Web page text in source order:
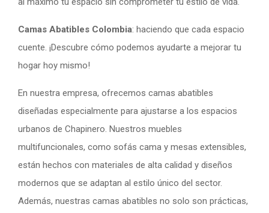
Camas Abatibles Colombia: haciendo que cada espacio
cuente. ¡Descubre cómo podemos ayudarte a mejorar tu
hogar hoy mismo!
En nuestra empresa, ofrecemos camas abatibles
diseñadas especialmente para ajustarse a los espacios
urbanos de Chapinero. Nuestros muebles
multifuncionales, como sofás cama y mesas extensibles,
están hechos con materiales de alta calidad y diseños
modernos que se adaptan al estilo único del sector.
Además, nuestras camas abatibles no solo son prácticas,